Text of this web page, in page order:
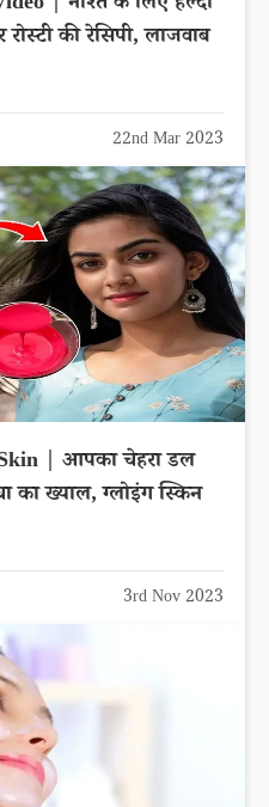
की रेसिपी, लाजवाब
22nd Mar 2023
| आपका चेहरा डल
का ख्याल, ग्लोइंग स्किन
3rd Nov 2023